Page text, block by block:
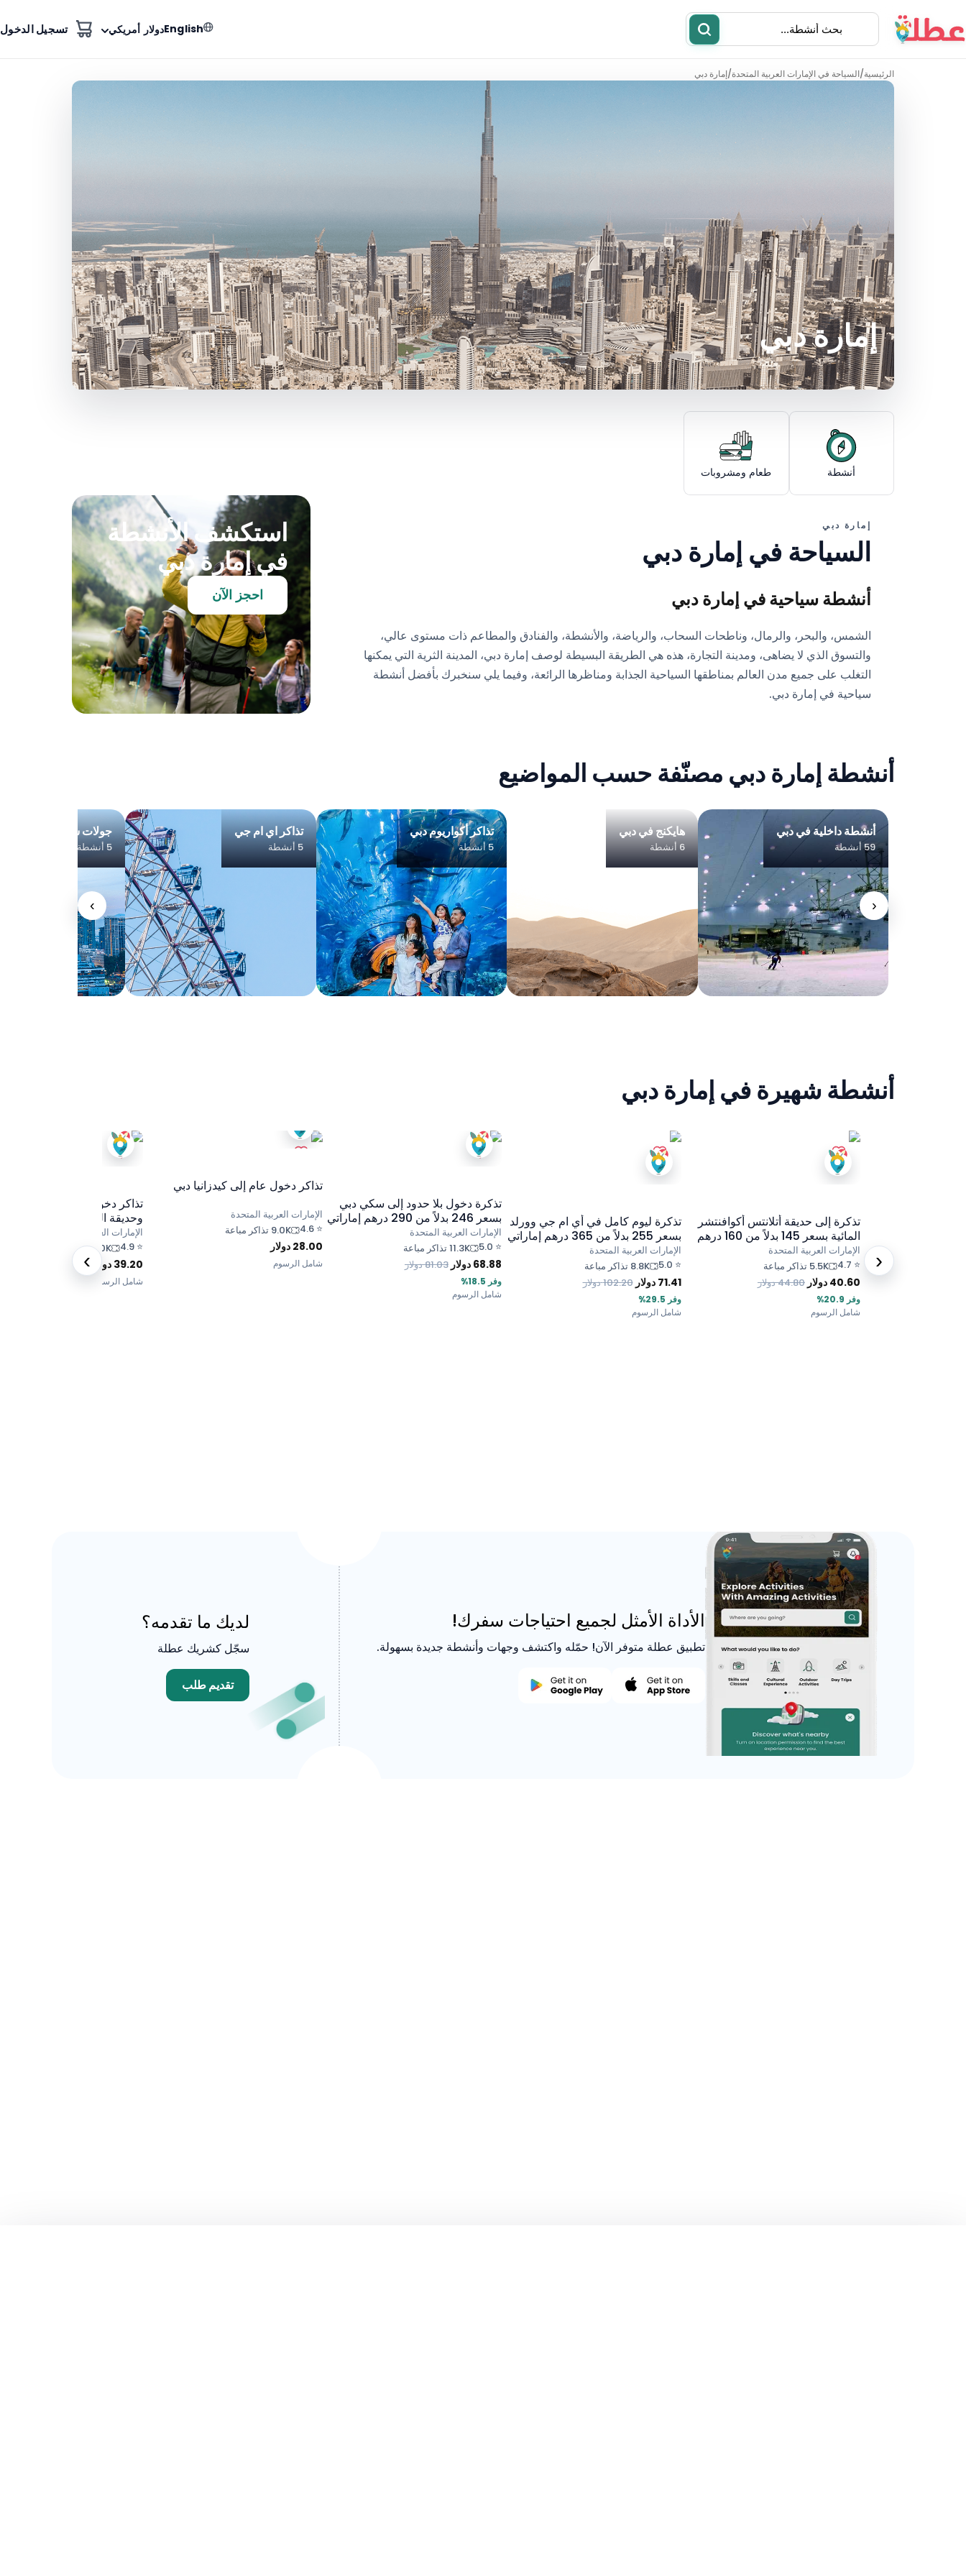
Englishدولار أمريكي تسجيل الدخول
الرئيسية/السياحة في الإمارات العربية المتحدة/إمارة دبي
إمارة دبي
أنشطة طعام ومشروبات
إمارة دبي
السياحة في إمارة دبي
أنشطة سياحية في إمارة دبي
الشمس، والبحر، والرمال، وناطحات السحاب، والرياضة، والأنشطة، والفنادق والمطاعم ذات مستوى عالي،
والتسوق الذي لا يضاهى، ومدينة التجارة، هذه هي الطريقة البسيطة لوصف إمارة دبي، المدينة الثرية التي يمكنها
التغلب على جميع مدن العالم بمناطقها السياحية الجذابة ومناظرها الرائعة، وفيما يلي سنخبرك بأفضل أنشطة
سياحية في إمارة دبي.
استكشف الأنشطة
في إمارة دبي
احجز الآن
أنشطة إمارة دبي مصنّفة حسب المواضيع
›
أنشطة داخلية في دبي
59 أنشطة
هايكنج في دبي
6 أنشطة
تذاكر أكواريوم دبي
5 أنشطة
تذاكر اي ام جي
5 أنشطة
جولات سياحية في دبي
5 أنشطة
‹
أنشطة شهيرة في إمارة دبي
‹
تذكرة إلى حديقة أتلانتس أكوافنتشر
المائية بسعر 145 بدلاً من 160 درهم
إماراتي
الإمارات العربية المتحدة
⭐
4.7 5.5K تذاكر مباعة
40.60 دولار 44.80دولار
وفر 20.9%
شامل الرسوم
تذكرة ليوم كامل في أي ام جي وورلد
بسعر 255 بدلاً من 365 درهم إماراتي
الإمارات العربية المتحدة
⭐
5.0 8.8K تذاكر مباعة
71.41 دولار102.20دولار
وفر 29.5%
شامل الرسوم
تذكرة دخول بلا حدود إلى سكي دبي
بسعر 246 بدلاً من 290 درهم إماراتي
الإمارات العربية المتحدة
⭐
5.0 11.3K تذاكر مباعة
68.88 دولار 81.03دولار
وفر 18.5%
شامل الرسوم
تذاكر دخول عام إلى كيدزانيا دبي
الإمارات العربية المتحدة
⭐
4.6 9.0K تذاكر مباعة
28.00 دولار
شامل الرسوم
تذاكر دخول عام الي دبي
وحديقة الحيوانات المائية
الإمارات العربية المتحدة
⭐
4.9 2.0K تذاكر مباعة
39.20 دولار
شامل الرسوم
›
لديك ما تقدمه؟
سجّل كشريك عطلة
تقديم طلب
الأداة الأمثل لجميع احتياجات سفرك!
تطبيق عطلة متوفر الآن! حمّله واكتشف وجهات وأنشطة جديدة بسهولة.